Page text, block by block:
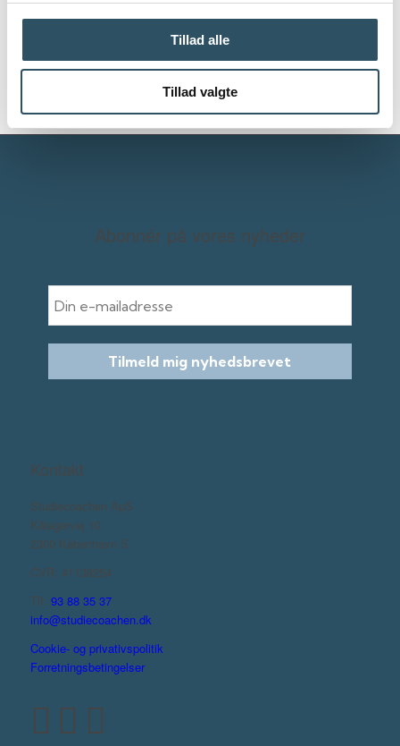
Tillad alle
Tillad valgte
Abonnér på vores nyheder
Tilmeld mig nyhedsbrevet
Kontakt
Studiecoachen ApS
Kålagervej 10
2300 København S
CVR: 41138254
Tlf: 93 88 35 37
info@studiecoachen.dk
Cookie- og privativspolitik
Forretningsbetingelser